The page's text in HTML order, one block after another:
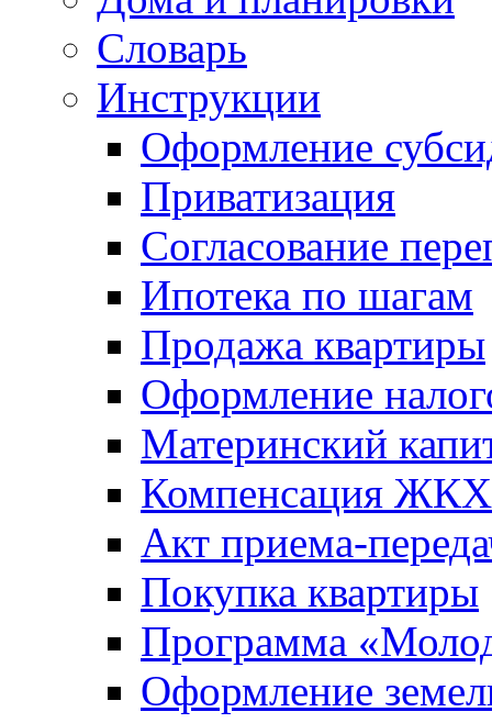
Словарь
Инструкции
Оформление
Приватизация
Согласование
Ипотека по шагам
Продажа квартиры
Оформление
Материнский
Компенсация ЖКХ
Акт приема-
Покупка квартиры
Программа
Оформление